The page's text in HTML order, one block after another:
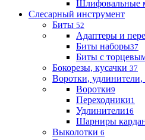
Шлифовальные
Слесарный инструмент
Биты 52
Адаптеры и
Биты наборы37
Биты с
Бокорезы, кусачки 37
Воротки, удлинители,
Воротки9
Переходники1
Удлинители16
Шарниры
Выколотки 6